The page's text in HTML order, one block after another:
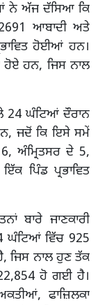
ਨੇ ਅੱਜ ਦੱਸਿਆ ਕਿ
ਆਬਾਦੀ ਅਤੇ
ਹੋਈਆਂ ਹਨ।
ਹੋਏ ਹਨ, ਜਿਸ ਨਾਲ
24 ਘੰਟਿਆਂ ਦੌਰਾਨ
ਜਦੋਂ ਕਿ ਇਸੇ ਸਮੇਂ
ਅੰਮ੍ਰਿਤਸਰ ਦੇ 5,
ਪਿੰਡ ਪ੍ਰਭਾਵਿਤ
ਬਾਰੇ ਜਾਣਕਾਰੀ
ਘੰਟਿਆਂ ਵਿੱਚ 925
ਜਿਸ ਨਾਲ ਹੁਣ ਤੱਕ
ਹੋ ਗਈ ਹੈ।
ਫਾਜ਼ਿਲਕਾ